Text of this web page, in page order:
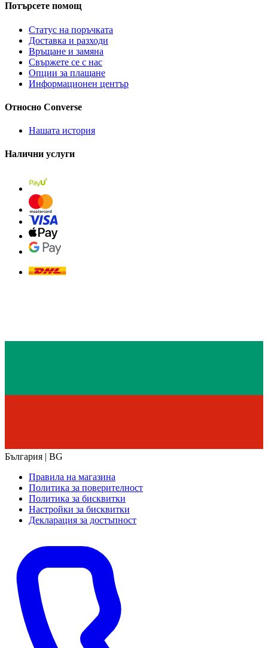
Потърсете помощ
Статус на поръчката
Доставка и разходи
Връщане и замяна
Свържете се с нас
Опции за плащане
Информационен център
Относно Converse
Нашата история
Налични услуги
България | BG
Правила на магазина
Политика за поверителност
Политика за бисквитки
Настройки за бисквитки
Декларация за достъпност